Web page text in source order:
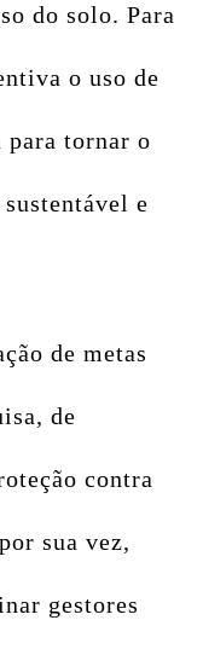
do solo. Para
o uso de
para tornar o
e
de metas
de
contra
sua vez,
gestores